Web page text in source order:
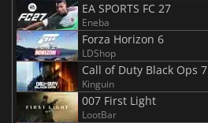
EA SPORTS FC 27
Eneba
Forza Horizon 6
LDShop
Call of Duty Black Ops 7
Kinguin
007 First Light
LootBar